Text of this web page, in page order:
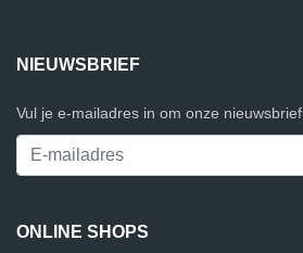
NIEUWSBRIEF
Vul je e-mailadres in om onze
ONLINE SHOPS